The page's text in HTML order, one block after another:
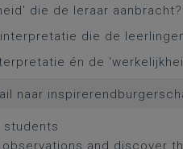
die de leraar aanbracht?
die de
én de
naar
students
and discover